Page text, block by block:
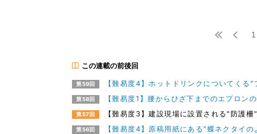
1
この連載の前後回
第59回 【難易度4】ホットドリンクについてくる
第58回 【難易度1】腰からひざ下までのエプロン
第57回 【難易度3】建設現場に設置される"防護
第56回 【難易度4】原稿用紙にある"蝶ネクタイ